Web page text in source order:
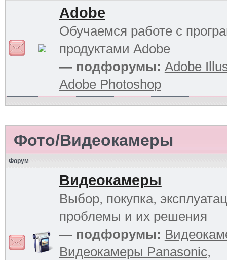
Adobe
Обучаемся работе с
продуктами Adobe
— подфорумы: Adobe
Adobe Photoshop
Фото/Видеокамеры
Форум
Видеокамеры
Выбор, покупка,
проблемы и их решения
— подфорумы:
Видеокамеры Panasonic,